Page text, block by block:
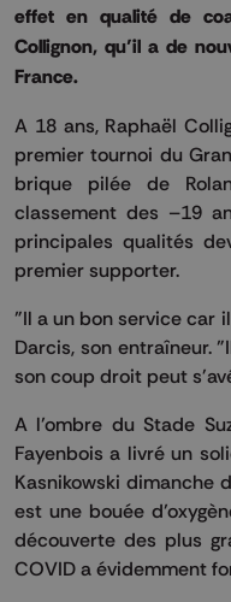
effet en qualité de
Collignon, qu’il a de
France.
A 18 ans, Raphaël
premier tournoi du
brique pilée de
classement des –19
principales qualités
premier supporter.
"Il a un bon service car
Darcis, son entraîneur.
son coup droit peut
A l’ombre du Stade
Fayenbois a livré un
Kasnikowski dimanche
est une bouée
découverte des plus
COVID a évidemment